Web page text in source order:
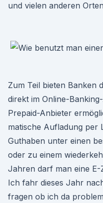
und vielen anderen
Zum Teil bieten Banken
direkt im Online-
Prepaid-Anbieter
matische Auf­ladung per
Guthaben unter einen
oder zu einem
Jahren darf man eine
Ich fahr dieses Jahr
fragen ob ich da